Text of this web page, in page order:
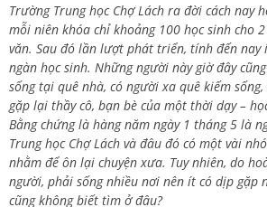
Trường Trung học Chợ Lách ra đời cách nay
mỗi niên khóa chỉ khoảng 100 học sinh cho
văn. Sau đó lần lượt phát triển, tính đến nay
ngàn học sinh. Những người này giờ đây
sống tại quê nhà, có người xa quê kiếm
gặp lại thầy cô, bạn bè của một thời dạy –
Bằng chứng là hàng năm ngày 1 tháng 5 là
Trung học Chợ Lách và đâu đó có một vài
nhằm để ôn lại chuyện xưa. Tuy nhiên, do
người, phải sống nhiều nơi nên ít có dịp gặp
cũng không biết tìm ở đâu?